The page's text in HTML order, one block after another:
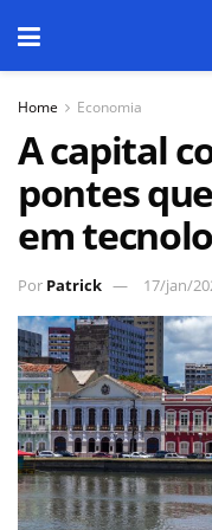
Home Economia
A capital
pontes
em
Por Patrick 17/jan/